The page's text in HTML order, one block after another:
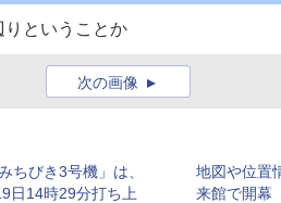
ということか
次の画像
ちびき3号機」は、
日14時29分打ち上
地図や位置
来館で開幕